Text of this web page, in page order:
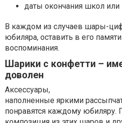
даты окончания школ или
В каждом из случаев шары-
юбиляра, оставить в его
воспоминания.
Шарики с конфетти –
доволен
Аксессуары,
наполненные яркими
понравятся каждому юбиляру.